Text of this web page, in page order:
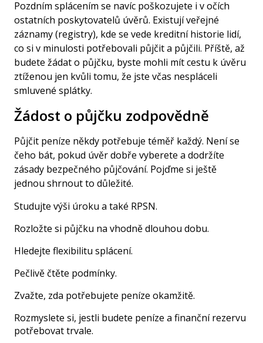
Pozdním splácením se navíc poškozujete i v očích
ostatních poskytovatelů úvěrů. Existují veřejné
záznamy (registry), kde se vede kreditní historie lidí,
co si v minulosti potřebovali půjčit a půjčili. Příště, až
budete žádat o půjčku, byste mohli mít cestu k úvěru
ztíženou jen kvůli tomu, že jste včas nespláceli
smluvené splátky.
Žádost o půjčku zodpovědně
Půjčit peníze někdy potřebuje téměř každý. Není se
čeho bát, pokud úvěr dobře vyberete a dodržíte
zásady bezpečného půjčování. Pojďme si ještě
jednou shrnout to důležité.
Studujte výši úroku a také RPSN.
Rozložte si půjčku na vhodně dlouhou dobu.
Hledejte flexibilitu splácení.
Pečlivě čtěte podmínky.
Zvažte, zda potřebujete peníze okamžitě.
Rozmyslete si, jestli budete peníze a finanční rezervu
potřebovat trvale.